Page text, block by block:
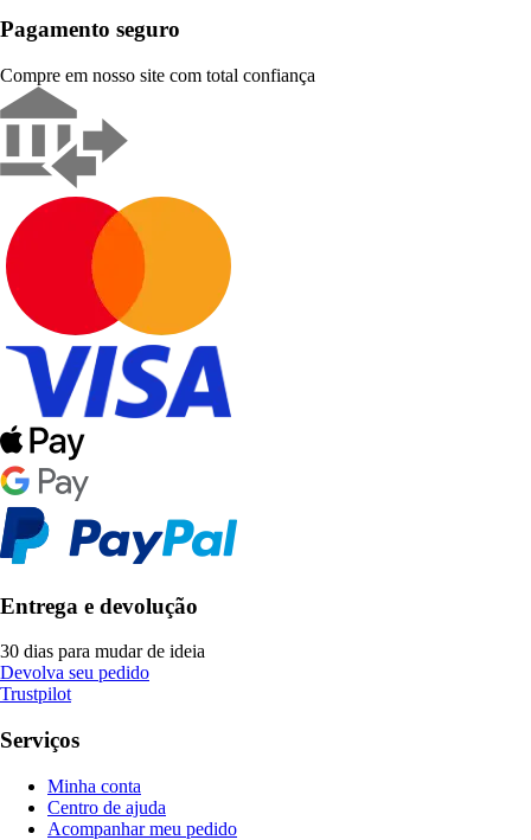
Pagamento seguro
Compre em nosso site com total confiança
Entrega e devolução
30 dias para mudar de ideia
Devolva seu pedido
Trustpilot
Serviços
Minha conta
Centro de ajuda
Acompanhar meu pedido